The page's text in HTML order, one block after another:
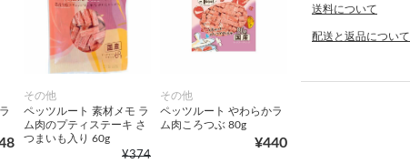
その他
ペッツルート 素材メモ ラ
ム肉のプティステーキ さ
つまいも入り 60g
¥374
その他
ペッツルート やわらかラ
ム肉ころつぶ 80g
¥440
送料について
配送と返品について